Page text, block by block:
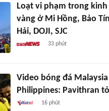
Loạt vi phạm trong
vàng ở Mi Hồng, Bảo
Hải, DOJI, SJC
33 phút
Video bóng đá Malaysia
Philippines: Pavithran
16 phút